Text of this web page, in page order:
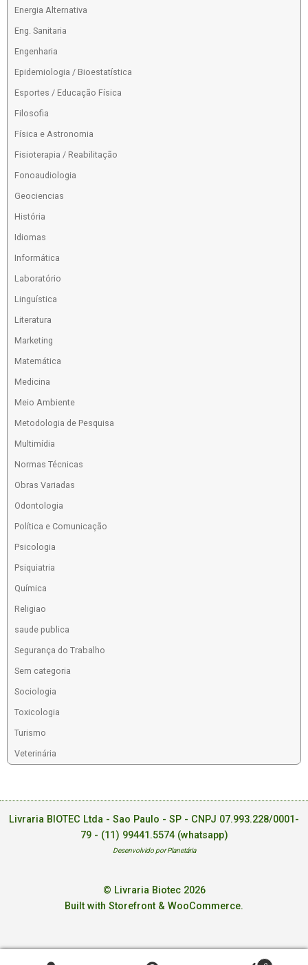
Energia Alternativa
Eng. Sanitaria
Engenharia
Epidemiologia / Bioestatística
Esportes / Educação Física
Filosofia
Física e Astronomia
Fisioterapia / Reabilitação
Fonoaudiologia
Geociencias
História
Idiomas
Informática
Laboratório
Linguística
Literatura
Marketing
Matemática
Medicina
Meio Ambiente
Metodologia de Pesquisa
Multimídia
Normas Técnicas
Obras Variadas
Odontologia
Política e Comunicação
Psicologia
Psiquiatria
Química
Religiao
saude publica
Segurança do Trabalho
Sem categoria
Sociologia
Toxicologia
Turismo
Veterinária
Livraria BIOTEC Ltda - Sao Paulo - SP - CNPJ 07.993.228/0001-
79 - (11) 99441.5574 (whatsapp)
Desenvolvido por Planetária
© Livraria Biotec 2026
Built with Storefront & WooCommerce.